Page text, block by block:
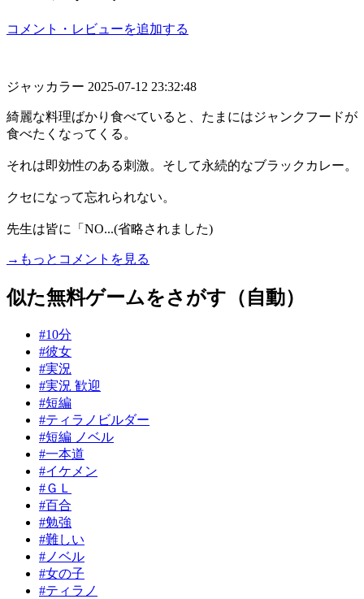
コメント・レビューを追加する
ジャッカラー 2025-07-12 23:32:48
綺麗な料理ばかり食べていると、たまにはジャンクフードが
食べたくなってくる。
それは即効性のある刺激。そして永続的なブラックカレー。
クセになって忘れられない。
先生は皆に「NO...(省略されました)
→もっとコメントを見る
似た無料ゲームをさがす（自動）
#10分
#彼女
#実況
#実況 歓迎
#短編
#ティラノビルダー
#短編 ノベル
#一本道
#イケメン
#ＧＬ
#百合
#勉強
#難しい
#ノベル
#女の子
#ティラノ